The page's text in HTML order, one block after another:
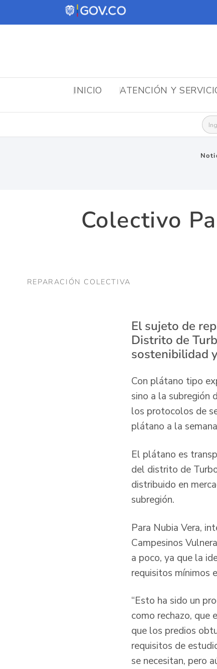
INICIO ATENCIÓN Y
Colectivo
REPARACIÓN COLECTIVA
El sujeto de
Distrito de
sostenibilidad
Con plátano tipo
sino a la subregión
los protocolos de
plátano a la
El plátano es
del distrito de
distribuido en
subregión.
Para Nubia Vera,
Campesinos
a poco, ya que la
requisitos mínimos
“Esto ha sido un
como rechazo, que
que los predios
requisitos de
se necesitan, pero